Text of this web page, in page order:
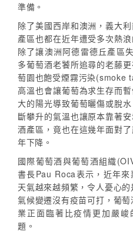
準備。
除了美國西岸和澳洲，義大
產區也都在近年遭受多次熱
除了讓澳洲阿德雷德丘產區
多葡萄酒老饕所追尋的老藤
萄園也飽受煙霧污染(smoke
高溫也會讓葡萄為求生存而
大的陽光導致葡萄曬傷或脫
斷攀升的氣溫也讓原本靠著
酒產區，竟也在這幾年面對
年下降。
國際葡萄酒與葡萄酒組織
書長Pau Roca表示，近年來
天氣越來越頻繁，令人憂心的
氣候變遷沒有疫苗可打，葡萄
業正面臨著比疫情更加嚴峻
題。